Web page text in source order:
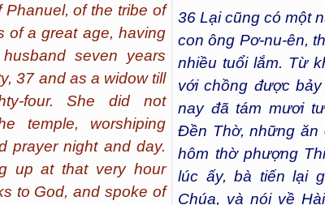
Phanuel, of the tribe of
of a great age, having
seven years
37 and as a widow till
four. She did not
temple, worshiping
prayer night and day.
up at that very hour
to God, and spoke of
36 Lại cũng có một
con ông Pơ-nu-ên,
nhiều tuổi lắm. Từ
với chồng được bảy
nay đã tám mươi
Đền Thờ, những ăn
hôm thờ phượng
lúc ấy, bà tiến lại
Chúa, và nói về